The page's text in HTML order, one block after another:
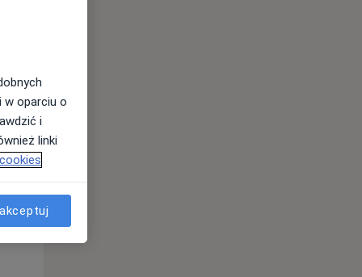
Wt,
11 Sie
w oparciu o
i
linki